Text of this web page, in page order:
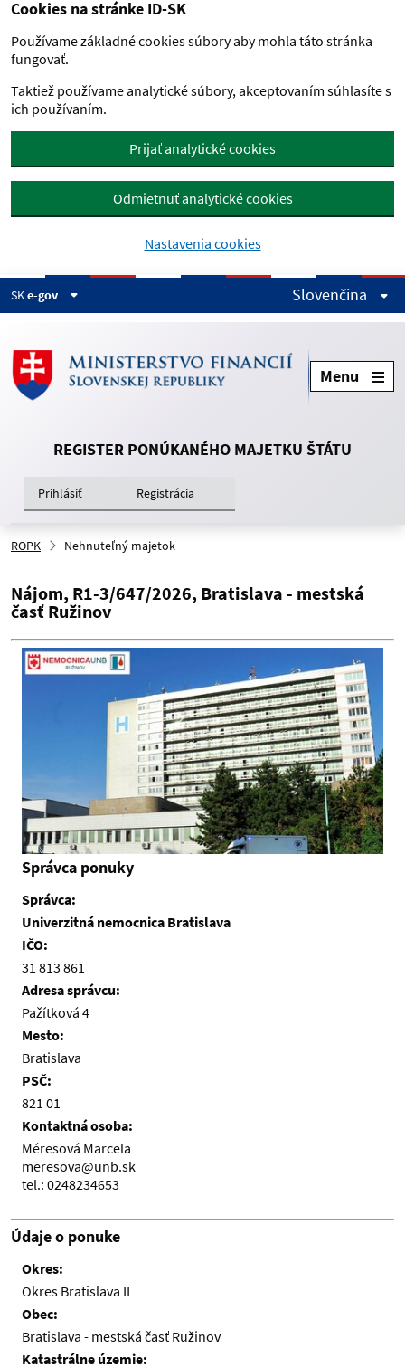
Preskočiť na hlavný obsah
Cookies na stránke ID-SK
Používame základné cookies súbory aby mohla táto stránka
fungovať.
Taktiež používame analytické súbory, akceptovaním súhlasíte s
ich používaním.
Prijať analytické cookies
Odmietnuť analytické cookies
Nastavenia cookies
SKe-gov Slovenčina
Menu
REGISTER PONÚKANÉHO MAJETKU ŠTÁTU
Prihlásiť Registrácia
ROPK Nehnuteľný majetok
Nájom, R1-3/647/2026, Bratislava - mestská
časť Ružinov
Správca ponuky
Správca:
Univerzitná nemocnica Bratislava
IČO:
31 813 861
Adresa správcu:
Pažítková 4
Mesto:
Bratislava
PSČ:
821 01
Kontaktná osoba:
Méresová Marcela
meresova@unb.sk
tel.: 0248234653
Údaje o ponuke
Okres:
Okres Bratislava II
Obec:
Bratislava - mestská časť Ružinov
Katastrálne územie: